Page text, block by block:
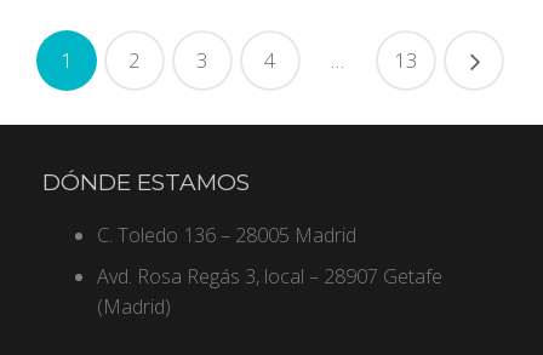
1 2 3 4 … 13
DÓNDE ESTAMOS
C. Toledo 136 – 28005 Madrid
Avd. Rosa Regás 3, local – 28907 Getafe
(Madrid)